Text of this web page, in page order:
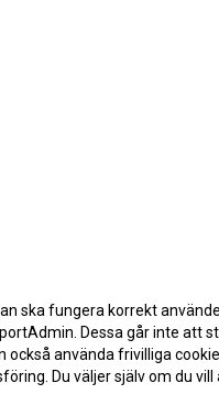
ska fungera korrekt
Dessa går inte att
också använda frivilliga
Du väljer själv om du vill